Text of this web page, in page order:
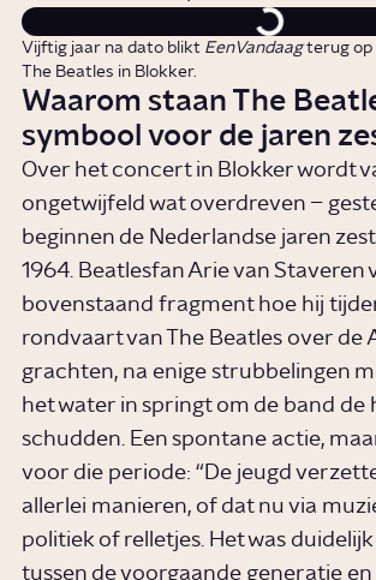
Vijftig jaar na dato blikt EenVandaagterug op
The Beatles in Blokker.
Waarom staan The
symbool voor de jaren
Over het concert in Blokker wordt
ongetwijfeld wat overdreven –
beginnen de Nederlandse jaren
1964. Beatlesfan Arie van Staveren
bovenstaand fragment hoe hij
rondvaart van The Beatles over de
grachten, na enige strubbelingen
het water in springt om de band de
schudden. Een spontane actie,
voor die periode: “De jeugd
allerlei manieren, of dat nu via
politiek of relletjes. Het was
tussen de voorgaande generatie en